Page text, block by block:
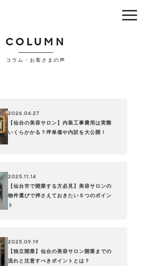
COLUMN
コラム・お客さまの声
2026.04.27
【仙台の美容サロン】内装工事費用は実際
いくらかかる？坪単価や内訳を大公開！
2025.11.14
【仙台市で開業する方必見】美容サロンの
物件選びで押さえておきたい５つのポイン
ト
2025.09.19
【独立開業】仙台の美容サロン開業までの
流れと注意すべきポイントとは？